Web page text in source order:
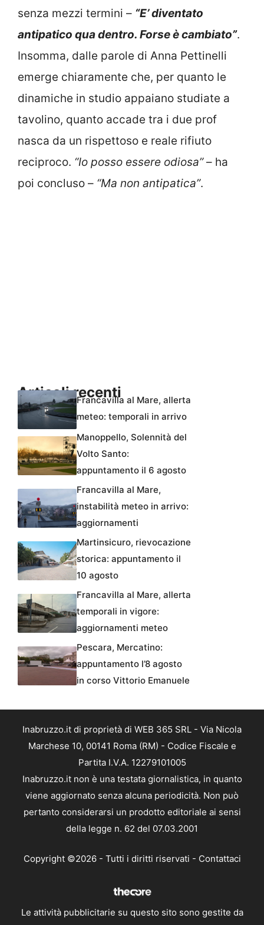
senza mezzi termini – “E’ diventato
antipatico qua dentro. Forse è cambiato”.
Insomma, dalle parole di Anna Pettinelli
emerge chiaramente che, per quanto le
dinamiche in studio appaiano studiate a
tavolino, quanto accade tra i due prof
nasca da un rispettoso e reale rifiuto
reciproco. “Io posso essere odiosa”– ha
poi concluso – “Ma non antipatica”.
Articoli recentiFrancavilla al Mare, allerta
meteo: temporali in arrivo
Manoppello, Solennità del
Volto Santo:
appuntamento il 6 agosto
Francavilla al Mare,
instabilità meteo in arrivo:
aggiornamenti
Martinsicuro, rievocazione
storica: appuntamento il
10 agosto
Francavilla al Mare, allerta
temporali in vigore:
aggiornamenti meteo
Pescara, Mercatino:
appuntamento l’8 agosto
in corso Vittorio Emanuele
Inabruzzo.it di proprietà di WEB 365 SRL - Via Nicola
Marchese 10, 00141 Roma (RM) - Codice Fiscale e
Partita I.V.A. 12279101005
Inabruzzo.it non è una testata giornalistica, in quanto
viene aggiornato senza alcuna periodicità. Non può
pertanto considerarsi un prodotto editoriale ai sensi
della legge n. 62 del 07.03.2001
Copyright ©2026 - Tutti i diritti riservati - Contattaci
Le attività pubblicitarie su questo sito sono gestite da